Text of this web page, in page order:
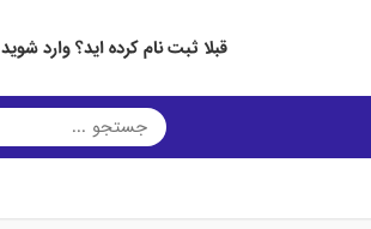
قبلا ثبت نام کرده اید؟ وارد شوید